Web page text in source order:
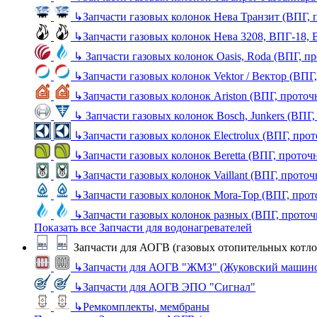
↳Запчасти газовых колонок Нева Транзит (ВПГ,
↳Запчасти газовых колонок Нева 3208, ВПГ-
↳ Запчасти газовых колонок Oasis, Roda (ВПГ,
↳Запчасти газовых колонок Vektor / Вектор
↳Запчасти газовых колонок Ariston (ВПГ,
↳ Запчасти газовых колонок Bosch, Junkers
↳Запчасти газовых колонок Electrolux (ВПГ,
↳Запчасти газовых колонок Beretta (ВПГ,
↳Запчасти газовых колонок Vaillant (ВПГ,
↳Запчасти газовых колонок Mora-Top (ВПГ,
↳Запчасти газовых колонок разных (ВПГ,
Показать все Запчасти для водонагревателей
Запчасти для АОГВ (газовых отопительных
↳Запчасти для АОГВ "ЖМЗ" (Жуковский
↳Запчасти для АОГВ ЭПО "Сигнал"
↳Ремкомплекты, мембраны